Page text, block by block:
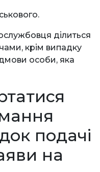
ділиться
крім випадку
особи, яка
подачі
на